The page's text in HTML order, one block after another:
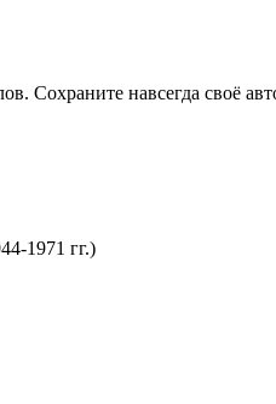
Сохраните навсегда своё
гг.)